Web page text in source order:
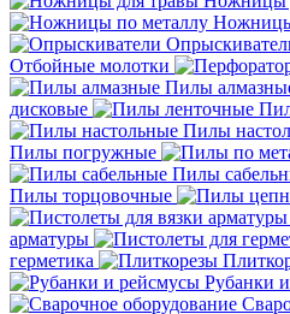
Отбойные молотки
Пилы
дисковые
Пилы
Пилы погружные
Пилы
Пилы торцовочные
арматуры
герметика
Рубанки